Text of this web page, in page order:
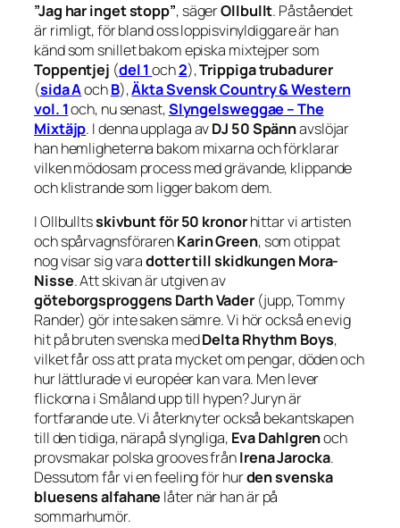
”Jag har inget stopp”, sägerOllbullt. Påståendet
är rimligt, för bland oss loppisvinyldiggare är han
känd som snillet bakom episka mixtejper som
Toppentjej (del 1och2),Trippiga trubadurer
(sida AochB),Äkta Svensk Country & Western
vol. 1och, nu senast,Slyngelsweggae – The
Mixtäjp. I denna upplaga avDJ 50 Spännavslöjar
han hemligheterna bakom mixarna och förklarar
vilken mödosam process med grävande, klippande
och klistrande som ligger bakom dem.
I Ollbulltsskivbunt för 50 kronorhittar vi artisten
och spårvagnsförarenKarin Green, som otippat
nog visar sig varadotter till skidkungen Mora-
Nisse. Att skivan är utgiven av
göteborgsproggens Darth Vader (jupp, Tommy
Rander) gör inte saken sämre. Vi hör också en evig
hit på bruten svenska medDelta Rhythm Boys,
vilket får oss att prata mycket om pengar, döden och
hur lättlurade vi européer kan vara. Men lever
flickorna i Småland upp till hypen? Juryn är
fortfarande ute. Vi återknyter också bekantskapen
till den tidiga, närapå slyngliga, Eva Dahlgrenoch
provsmakar polska grooves frånIrena Jarocka.
Dessutom får vi en feeling för hurden svenska
bluesens alfahane låter när han är på
sommarhumör.